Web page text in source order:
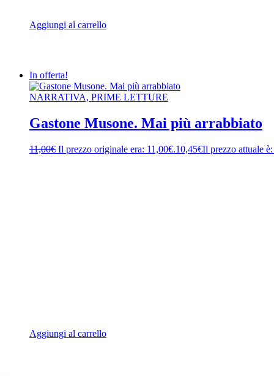
Aggiungi al carrello
In offerta!
NARRATIVA, PRIME LETTURE
Gastone Musone. Mai più arrabbiato
11,00€ Il prezzo originale era: 11,00€.10,45€Il prezzo attuale
Aggiungi al carrello